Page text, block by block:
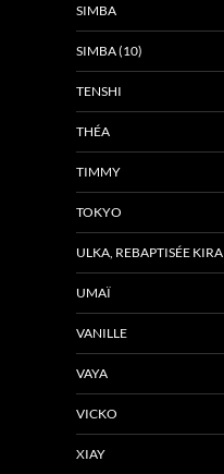
SIMBA
SIMBA (10)
TENSHI
THÉA
TIMMY
TOKYO
ULKA, REBAPTISÉE KIRA
UMAÏ
VANILLE
VAYA
VICKO
XIAY